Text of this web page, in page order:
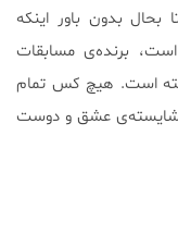
بدون باور اینکه
برنده‌ی مسابقات
است. هیچ کس تمام
شایسته‌ی عشق و دوست